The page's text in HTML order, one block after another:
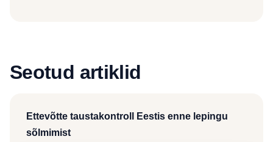
Seotud artiklid
Ettevõtte taustakontroll Eestis enne lepingu
sõlmimist